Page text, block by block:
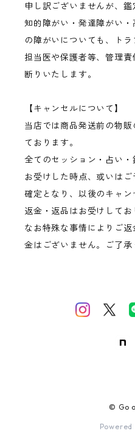
申し訳ございませんが、鑑
知的障がい・発達障がい
の障がいについても、ト
担当医や保護者等、管理
断りいたします。
【キャンセルについて】
当店では商品発送前の物
ております。
全てのセッション・占い
お受けした時点、或いは
確定となり、以後のキャ
返金・返品はお受けしてお
なお特殊な事情によりご
金はございません。ご了承
© Go